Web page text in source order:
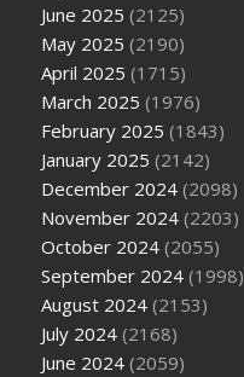
June 2025 (2125)
May 2025 (2190)
April 2025 (1715)
March 2025 (1976)
February 2025 (1843)
January 2025 (2142)
December 2024 (2098)
November 2024 (2203)
October 2024 (2055)
September 2024 (1998)
August 2024 (2153)
July 2024 (2168)
June 2024 (2059)